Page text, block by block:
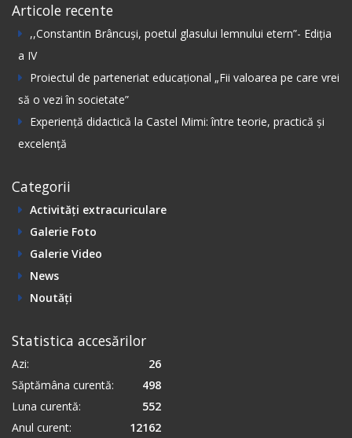
Articole recente
,,Constantin Вrâncuși, poetul glasului lemnului etern”- Ediția
а IV
Proiectul de parteneriat educațional „Fii valoarea pe care vrei
să o vezi în societate”
Experiență didactică la Castel Mimi: între teorie, practică și
excelență
Categorii
Activități extracuriculare
Galerie Foto
Galerie Video
News
Noutăți
Statistica accesărilor
Azi:
26
Săptămâna curentă:
498
Luna curentă:
552
Anul curent:
12162